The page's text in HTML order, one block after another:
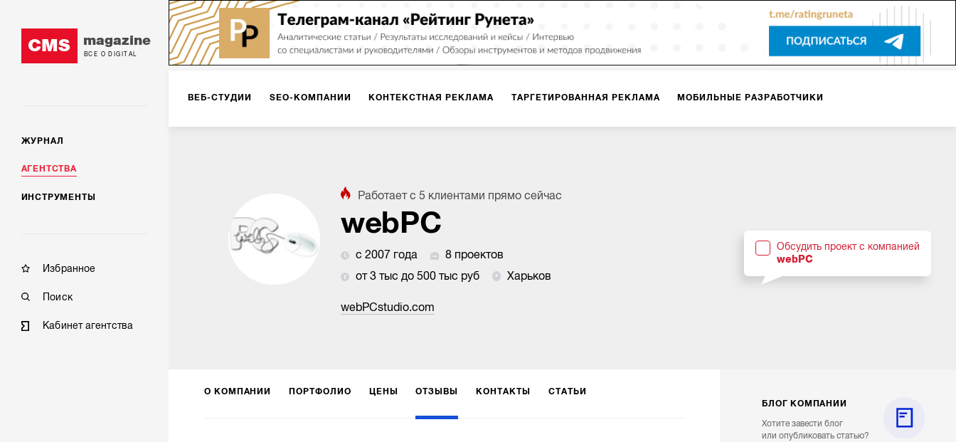
CMS magazine
ВСЕ О DIGITAL
ЖУРНАЛ
АГЕНТСТВА
ИНСТРУМЕНТЫ
Избранное
Поиск
Кабинет агентства
ВЕБ-СТУДИИ SEO-КОМПАНИИ КОНТЕКСТНАЯ РЕКЛАМА ТАРГЕТИРОВАННАЯ РЕКЛАМА МОБИЛЬНЫЕ РАЗРАБОТЧИКИ
РАБОТА С МАРКЕТПЛЕЙСАМИ
Работает с5 клиентами прямо сейчас
webPC
с 2007 года
8 проектов
от 3 тыс до 500 тыс руб
Харьков
webPCstudio.com
Обсудить проект с компанией
webPC
О КОМПАНИИ ПОРТФОЛИО ЦЕНЫ ОТЗЫВЫ КОНТАКТЫ СТАТЬИ
БЛОГ КОМПАНИИ
Хотите завести блог
или опубликовать статью?